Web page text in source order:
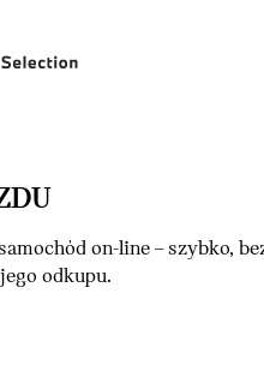
on-line – szybko,
odkupu.